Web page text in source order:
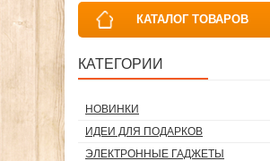
КАТАЛОГ ТОВАРОВ
КАТЕГОРИИ
НОВИНКИ
ИДЕИ ДЛЯ ПОДАРКОВ
ЭЛЕКТРОННЫЕ ГАДЖЕТЫ